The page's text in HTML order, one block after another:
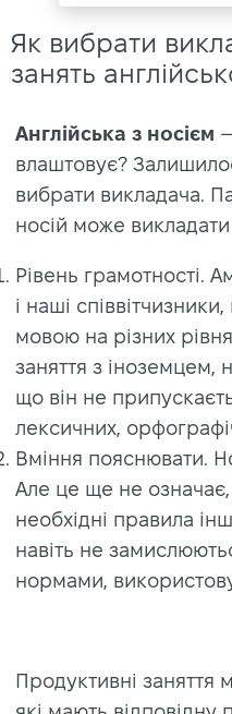
Як вибрати
занять
Англійська з носієм
влаштовує?
вибрати викладача.
носій може
Рівень грамотності.
і наші
мовою на різних
заняття з іноземцем,
що він не
лексичних,
Вміння пояснювати.
Але це ще не
необхідні правила
навіть не
нормами,
Продуктивні заняття